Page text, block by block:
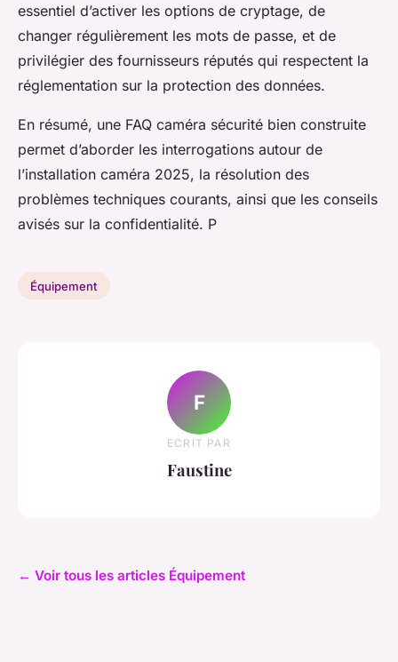
essentiel d’activer les options de cryptage, de
changer régulièrement les mots de passe, et de
privilégier des fournisseurs réputés qui respectent la
réglementation sur la protection des données.
En résumé, une FAQ caméra sécurité bien construite
permet d’aborder les interrogations autour de
l’installation caméra 2025, la résolution des
problèmes techniques courants, ainsi que les conseils
avisés sur la confidentialité. P
Équipement
F
ECRIT PAR
Faustine
← Voir tous les articles Équipement